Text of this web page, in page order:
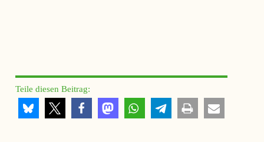
Ausgebucht - Fachtag „Das Aufenthaltsgesetz aus feministischer
Teile diesen Beitrag: